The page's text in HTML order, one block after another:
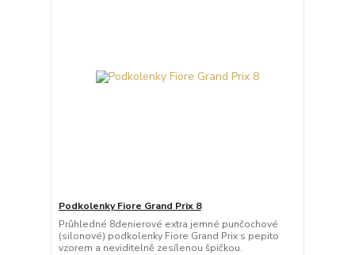
Podkolenky Fiore Grand Prix 8
Průhledné 8denierové extra jemné punčochové
(silonové) podkolenky Fiore Grand Prix s pepito
vzorem a neviditelně zesílenou špičkou.